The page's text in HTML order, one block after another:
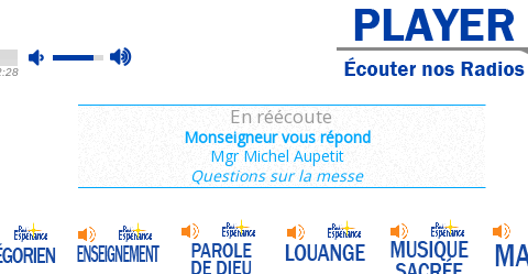
mute
max
En réécoute
Monseigneur vous répond
Mgr Michel Aupetit
Questions sur la messe
de Saint François de Sales 37/106
18e semaine du Temps Ordinaire 6/7 - Vendredi + Saint Sixte II
En direct avec le Père Denis Mertz
Lettre aux Galates
La Transfiguration
et le Judaïsme 05